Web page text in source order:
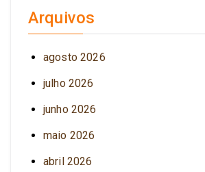
Arquivos
agosto 2026
julho 2026
junho 2026
maio 2026
abril 2026